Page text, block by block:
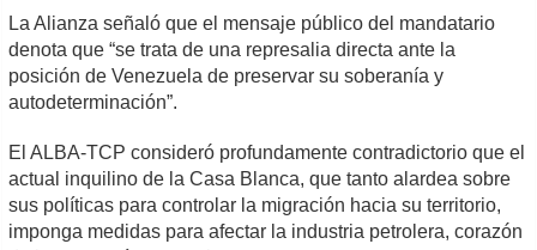
La Alianza señaló que el mensaje público del mandatario
denota que “se trata de una represalia directa ante la
posición de Venezuela de preservar su soberanía y
autodeterminación”.
El ALBA-TCP consideró profundamente contradictorio que el
actual inquilino de la Casa Blanca, que tanto alardea sobre
sus políticas para controlar la migración hacia su territorio,
imponga medidas para afectar la industria petrolera, corazón